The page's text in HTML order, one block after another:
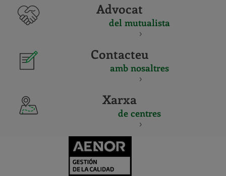
Advocat
del mutualista
Contacteu
amb nosaltres
Xarxa
de centres
Y